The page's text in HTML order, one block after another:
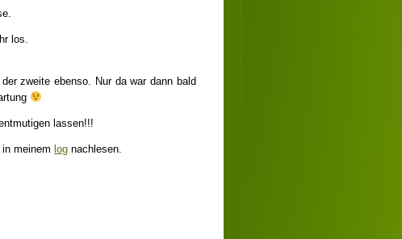
los.
zweite ebenso. Nur da war dann bald
lassen!!!
meinem log nachlesen.